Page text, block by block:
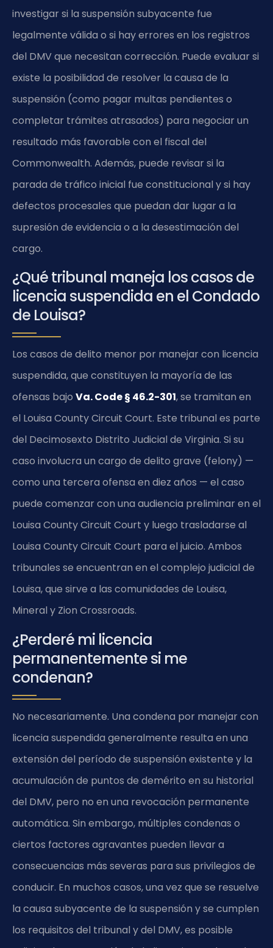
investigar si la suspensión subyacente fue
legalmente válida o si hay errores en los registros
del DMV que necesitan corrección. Puede evaluar si
existe la posibilidad de resolver la causa de la
suspensión (como pagar multas pendientes o
completar trámites atrasados) para negociar un
resultado más favorable con el fiscal del
Commonwealth. Además, puede revisar si la
parada de tráfico inicial fue constitucional y si hay
defectos procesales que puedan dar lugar a la
supresión de evidencia o a la desestimación del
cargo.
¿Qué tribunal maneja los casos de
licencia suspendida en el Condado
de Louisa?
Los casos de delito menor por manejar con licencia
suspendida, que constituyen la mayoría de las
ofensas bajo Va. Code § 46.2-301, se tramitan en
el Louisa County Circuit Court. Este tribunal es parte
del Decimosexto Distrito Judicial de Virginia. Si su
caso involucra un cargo de delito grave (felony) —
como una tercera ofensa en diez años — el caso
puede comenzar con una audiencia preliminar en el
Louisa County Circuit Court y luego trasladarse al
Louisa County Circuit Court para el juicio. Ambos
tribunales se encuentran en el complejo judicial de
Louisa, que sirve a las comunidades de Louisa,
Mineral y Zion Crossroads.
¿Perderé mi licencia
permanentemente si me
condenan?
No necesariamente. Una condena por manejar con
licencia suspendida generalmente resulta en una
extensión del período de suspensión existente y la
acumulación de puntos de demérito en su historial
del DMV, pero no en una revocación permanente
automática. Sin embargo, múltiples condenas o
ciertos factores agravantes pueden llevar a
consecuencias más severas para sus privilegios de
conducir. En muchos casos, una vez que se resuelve
la causa subyacente de la suspensión y se cumplen
los requisitos del tribunal y del DMV, es posible